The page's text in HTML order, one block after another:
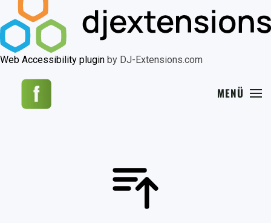
Web Accessibility plugin by DJ-Extensions.com
MENÜ